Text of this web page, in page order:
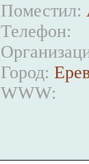
Поместил:
Телефон:
Город:
WWW: